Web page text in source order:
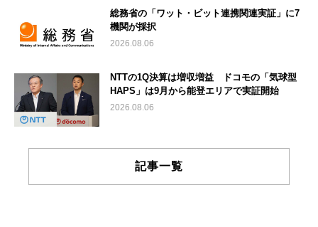
総務省の「ワット・ビット連携関連実証」に7
機関が採択
2026.08.06
NTTの1Q決算は増収増益 ドコモの「気球型
HAPS」は9月から能登エリアで実証開始
2026.08.06
記事一覧